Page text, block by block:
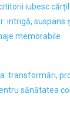
iubesc
intrigă, suspans
memorabile
transformări,
sănătatea